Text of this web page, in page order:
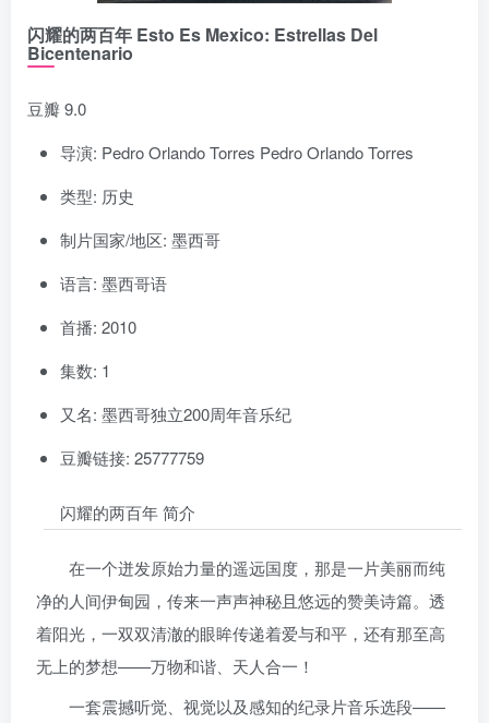
闪耀的两百年 Esto Es Mexico: Estrellas Del
Bicentenario
豆瓣 9.0
导演: Pedro Orlando Torres Pedro Orlando Torres
类型: 历史
制片国家/地区: 墨西哥
语言: 墨西哥语
首播: 2010
集数: 1
又名: 墨西哥独立200周年音乐纪
豆瓣链接: 25777759
闪耀的两百年 简介
在一个迸发原始力量的遥远国度，那是一片美丽而纯
净的人间伊甸园，传来一声声神秘且悠远的赞美诗篇。透
着阳光，一双双清澈的眼眸传递着爱与和平，还有那至高
无上的梦想——万物和谐、天人合一！
一套震撼听觉、视觉以及感知的纪录片音乐选段——